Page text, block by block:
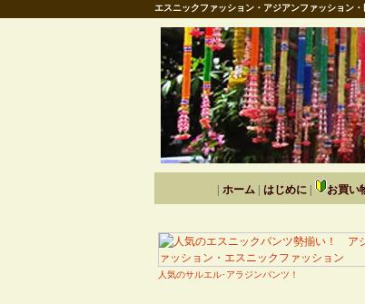
エスニックファッション・アジアンファッション
ホーム| はじめに| お買い
人気のサルエル･アラジンパンツ！